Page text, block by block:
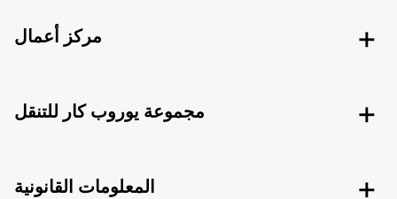
مركز أعمال
مجموعة يوروب كار للتنقل
المعلومات القانونية